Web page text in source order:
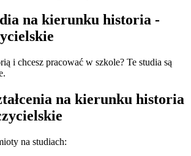
na kierunku historia -
i chcesz pracować w szkole? Te studia są
na kierunku historia
na studiach: